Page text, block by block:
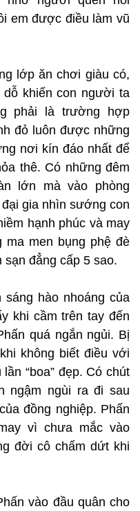
em được điều làm vũ
lớp ăn chơi giàu có,
khiến con người ta
phải là trường hợp
đỏ luôn được những
nơi kín đáo nhất để
thê. Có những đêm
lớn mà vào phòng
gia nhìn sướng con
hạnh phúc và may
ma men bụng phệ đè
đẳng cấp 5 sao.
sáng hào nhoáng của
khi cầm trên tay đến
quá ngắn ngủi. Bị
không biết điều với
“boa” đẹp. Có chút
ngậm ngùi ra đi sau
đồng nghiệp. Phấn
vì chưa mắc vào
đời cô chấm dứt khi
vào đầu quân cho